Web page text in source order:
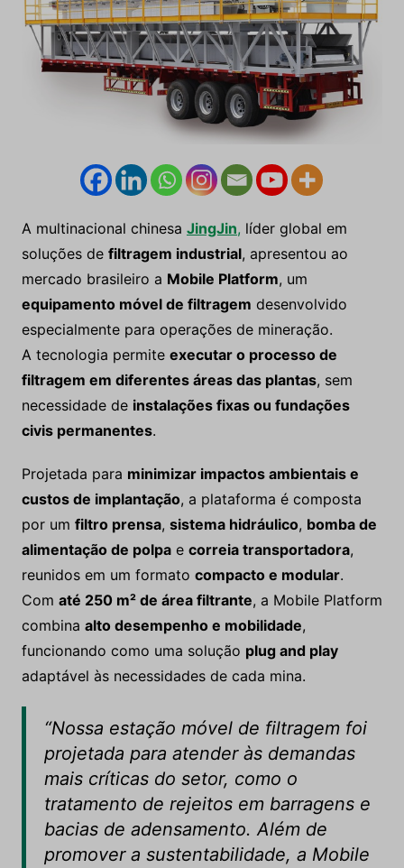
A multinacional chinesa JingJin, líder global em
soluções de filtragem industrial, apresentou ao
mercado brasileiro a Mobile Platform, um
equipamento móvel de filtragem desenvolvido
especialmente para operações de mineração.
A tecnologia permite executar o processo de
filtragem em diferentes áreas das plantas, sem
necessidade de instalações fixas ou fundações
civis permanentes.
Projetada para minimizar impactos ambientais e
custos de implantação, a plataforma é composta
por um filtro prensa, sistema hidráulico, bomba de
alimentação de polpae correia transportadora,
reunidos em um formato compacto e modular.
Com até 250 m² de área filtrante, a Mobile Platform
combina alto desempenho e mobilidade,
funcionando como uma solução plug and play
adaptável às necessidades de cada mina.
“Nossa estação móvel de filtragem foi
projetada para atender às demandas
mais críticas do setor, como o
tratamento de rejeitos em barragens e
bacias de adensamento. Além de
promover a sustentabilidade, a Mobile